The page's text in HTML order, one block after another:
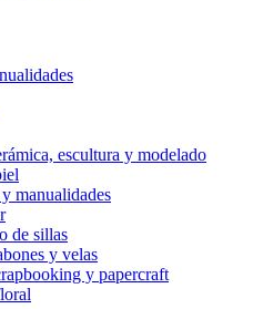
escultura y modelado
manualidades
de sillas
y velas
y papercraft